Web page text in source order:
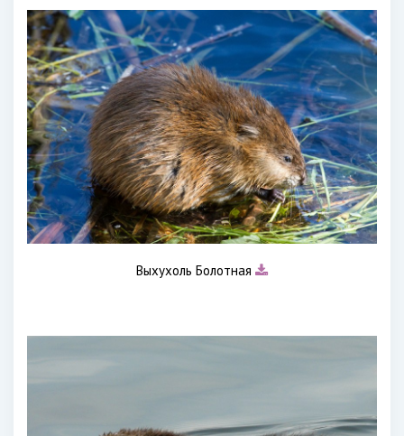
Выхухоль Болотная